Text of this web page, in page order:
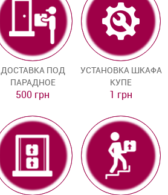
ДОСТАВКА ПОД
ПАРАДНОЕ
500 грн
УСТАНОВКА ШКАФА
КУПЕ
1 грн